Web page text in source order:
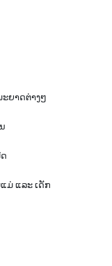
ຍາດຕ່າງໆ
ມ່ ແລະ ເດັກ